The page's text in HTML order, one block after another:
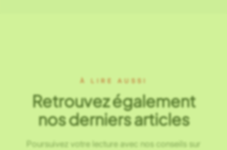
À LIRE AUSSI
Retrouvez également
nos derniers articles
Poursuivez votre lecture avec nos conseils sur